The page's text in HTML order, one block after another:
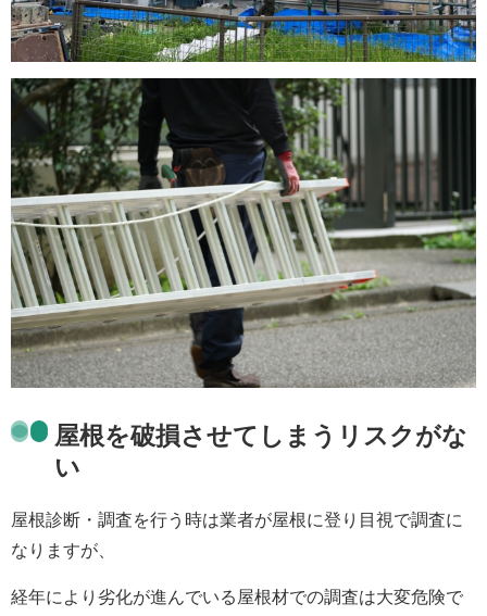
屋根を破損させてしまうリスクがな
い
屋根診断・調査を行う時は業者が屋根に登り目視で調査に
なりますが、
経年により劣化が進んでいる屋根材での調査は大変危険で